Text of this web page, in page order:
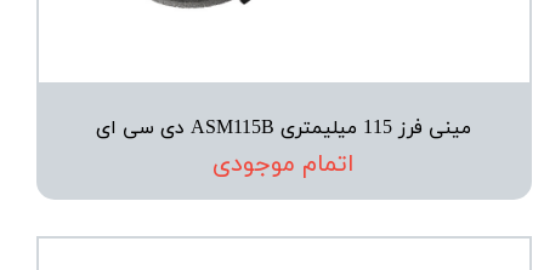
مینی فرز 115 میلیمتری ASM115B دی سی ای
اتمام موجودی